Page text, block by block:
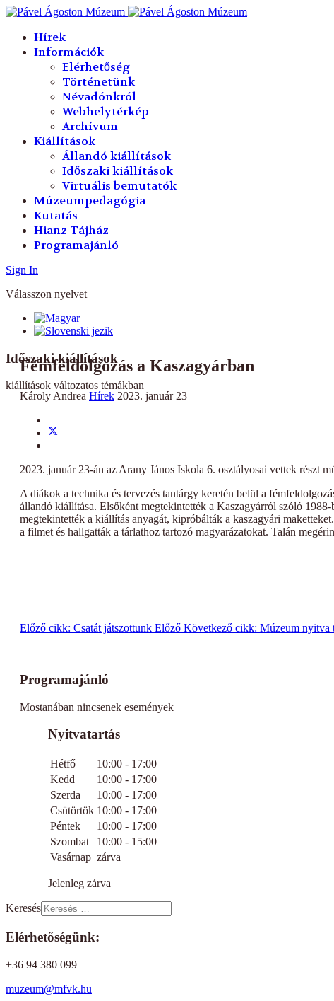
Hírek
Információk
Elérhetőség
Történetünk
Névadónkról
Webhelytérkép
Archívum
Kiállítások
Állandó kiállítások
Időszaki kiállítások
Virtuális bemutatók
Múzeumpedagógia
Kutatás
Hianz Tájház
Programajánló
Sign In
Válasszon nyelvet
Időszaki kiállítások
kiállítások változatos témákban
Fémfeldolgozás a Kaszagyárban
Károly Andrea Hírek 2023. január 23
2023. január 23-án az Arany János Iskola 6. osztályosai vettek részt
A diákok a technika és tervezés tantárgy keretén belül a
állandó kiállítása. Elsőként megtekintették a Kaszagyárról szóló
megtekintették a kiállítás anyagát, kipróbálták a kaszagyári
a filmet és hallgatták a tárlathoz tartozó magyarázatokat. Talán
Előző cikk: Csatát játszottunk Előző Következő cikk: Múzeum nyitva
Programajánló
Mostanában nincsenek események
Nyitvatartás
Hétfő
10:00 - 17:00
Kedd
10:00 - 17:00
Szerda
10:00 - 17:00
Csütörtök 10:00 - 17:00
Péntek
10:00 - 17:00
Szombat
10:00 - 15:00
Vasárnap zárva
Jelenleg zárva
Keresés
Elérhetőségünk:
+36 94 380 099
muzeum@mfvk.hu
év
hónap
év
hónap